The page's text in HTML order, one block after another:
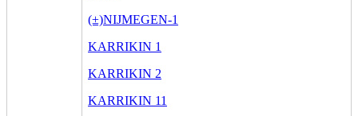
(±)NIJMEGEN-1
KARRIKIN 1
KARRIKIN 2
KARRIKIN 11